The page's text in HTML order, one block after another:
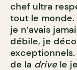
chef ultra
tout le monde.
je n’avais
débile, je
de la drive le